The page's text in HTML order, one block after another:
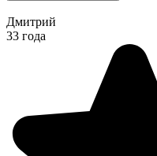
Дмитрий
33 года